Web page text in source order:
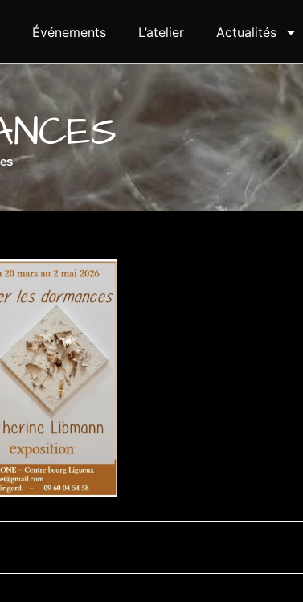
Événements L’atelier Actualités